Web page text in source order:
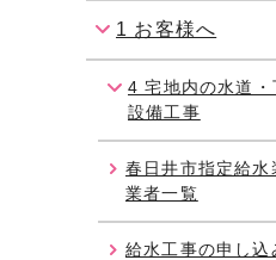
1 お客様へ
4 宅地内の水道・
設備工事
春日井市指定給水
業者一覧
給水工事の申し込